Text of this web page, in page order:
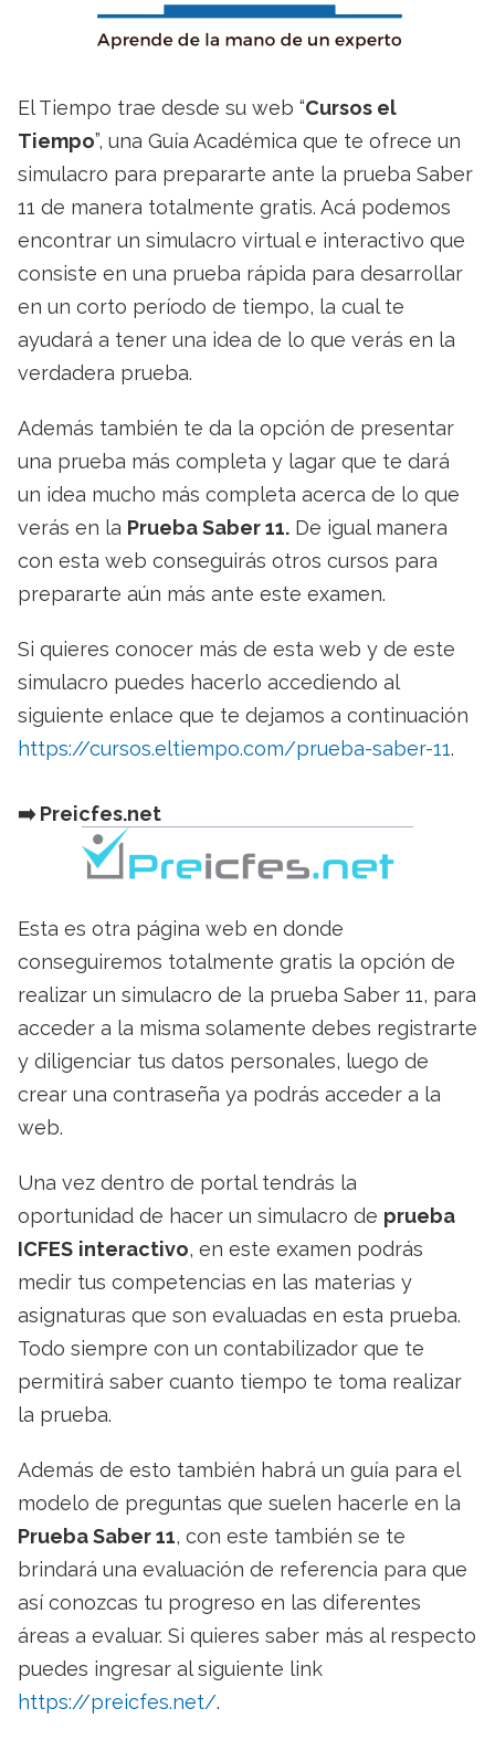
El Tiempo trae desde su web “Cursos el
Tiempo”, una Guía Académica que te ofrece un
simulacro para prepararte ante la prueba Saber
11 de manera totalmente gratis. Acá podemos
encontrar un simulacro virtual e interactivo que
consiste en una prueba rápida para desarrollar
en un corto período de tiempo, la cual te
ayudará a tener una idea de lo que verás en la
verdadera prueba.
Además también te da la opción de presentar
una prueba más completa y lagar que te dará
un idea mucho más completa acerca de lo que
verás en la Prueba Saber 11. De igual manera
con esta web conseguirás otros cursos para
prepararte aún más ante este examen.
Si quieres conocer más de esta web y de este
simulacro puedes hacerlo accediendo al
siguiente enlace que te dejamos a continuación
https://cursos.eltiempo.com/prueba-saber-11.
➡️​ Preicfes.net
Esta es otra página web en donde
conseguiremos totalmente gratis la opción de
realizar un simulacro de la prueba Saber 11, para
acceder a la misma solamente debes registrarte
y diligenciar tus datos personales, luego de
crear una contraseña ya podrás acceder a la
web.
Una vez dentro de portal tendrás la
oportunidad de hacer un simulacro de prueba
ICFES interactivo, en este examen podrás
medir tus competencias en las materias y
asignaturas que son evaluadas en esta prueba.
Todo siempre con un contabilizador que te
permitirá saber cuanto tiempo te toma realizar
la prueba.
Además de esto también habrá un guía para el
modelo de preguntas que suelen hacerle en la
Prueba Saber 11, con este también se te
brindará una evaluación de referencia para que
así conozcas tu progreso en las diferentes
áreas a evaluar. Si quieres saber más al respecto
puedes ingresar al siguiente link
https://preicfes.net/.